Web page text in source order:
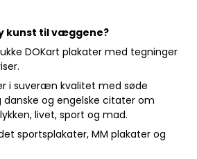
kunst til væggene?
DOKart plakater med tegninger
i suveræn kvalitet med søde
danske og engelske citater om
livet, sport og mad.
sportsplakater, MM plakater og